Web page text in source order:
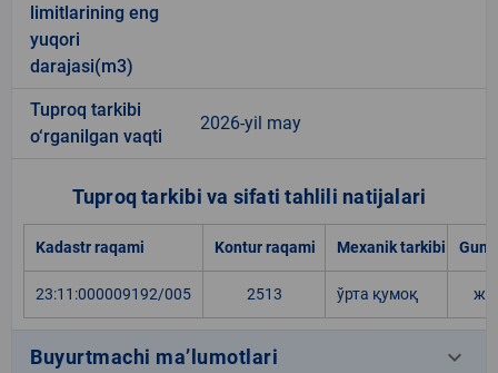
limitlarining eng
yuqori
darajasi(m3)
Tuproq tarkibi
o‘rganilgan vaqti
2026-yil may
Tuproq tarkibi va sifati tahlili natijalari
Kadastr raqami Kontur raqami Mexanik tarkibi
23:11:000009192/005 2513 ўрта қумоқ
Buyurtmachi ma’lumotlari keyboard_arrow_down